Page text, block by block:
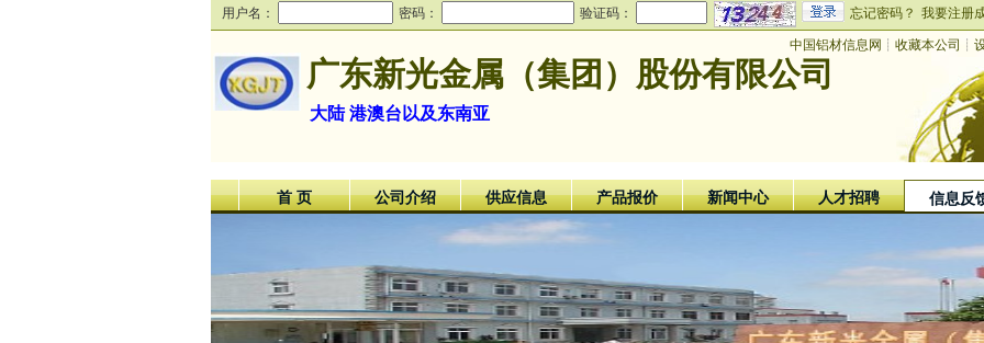
用户名： 密码： 验证码： 忘记密码？ 我要注册
中国铝材信息网 ┊ 收藏本公司 ┊
广东新光金属（集团）股份有限公司
大陆 港澳台以及东南亚
首 页 公司介绍 供应信息 产品报价 新闻中心 人才招聘 信息反